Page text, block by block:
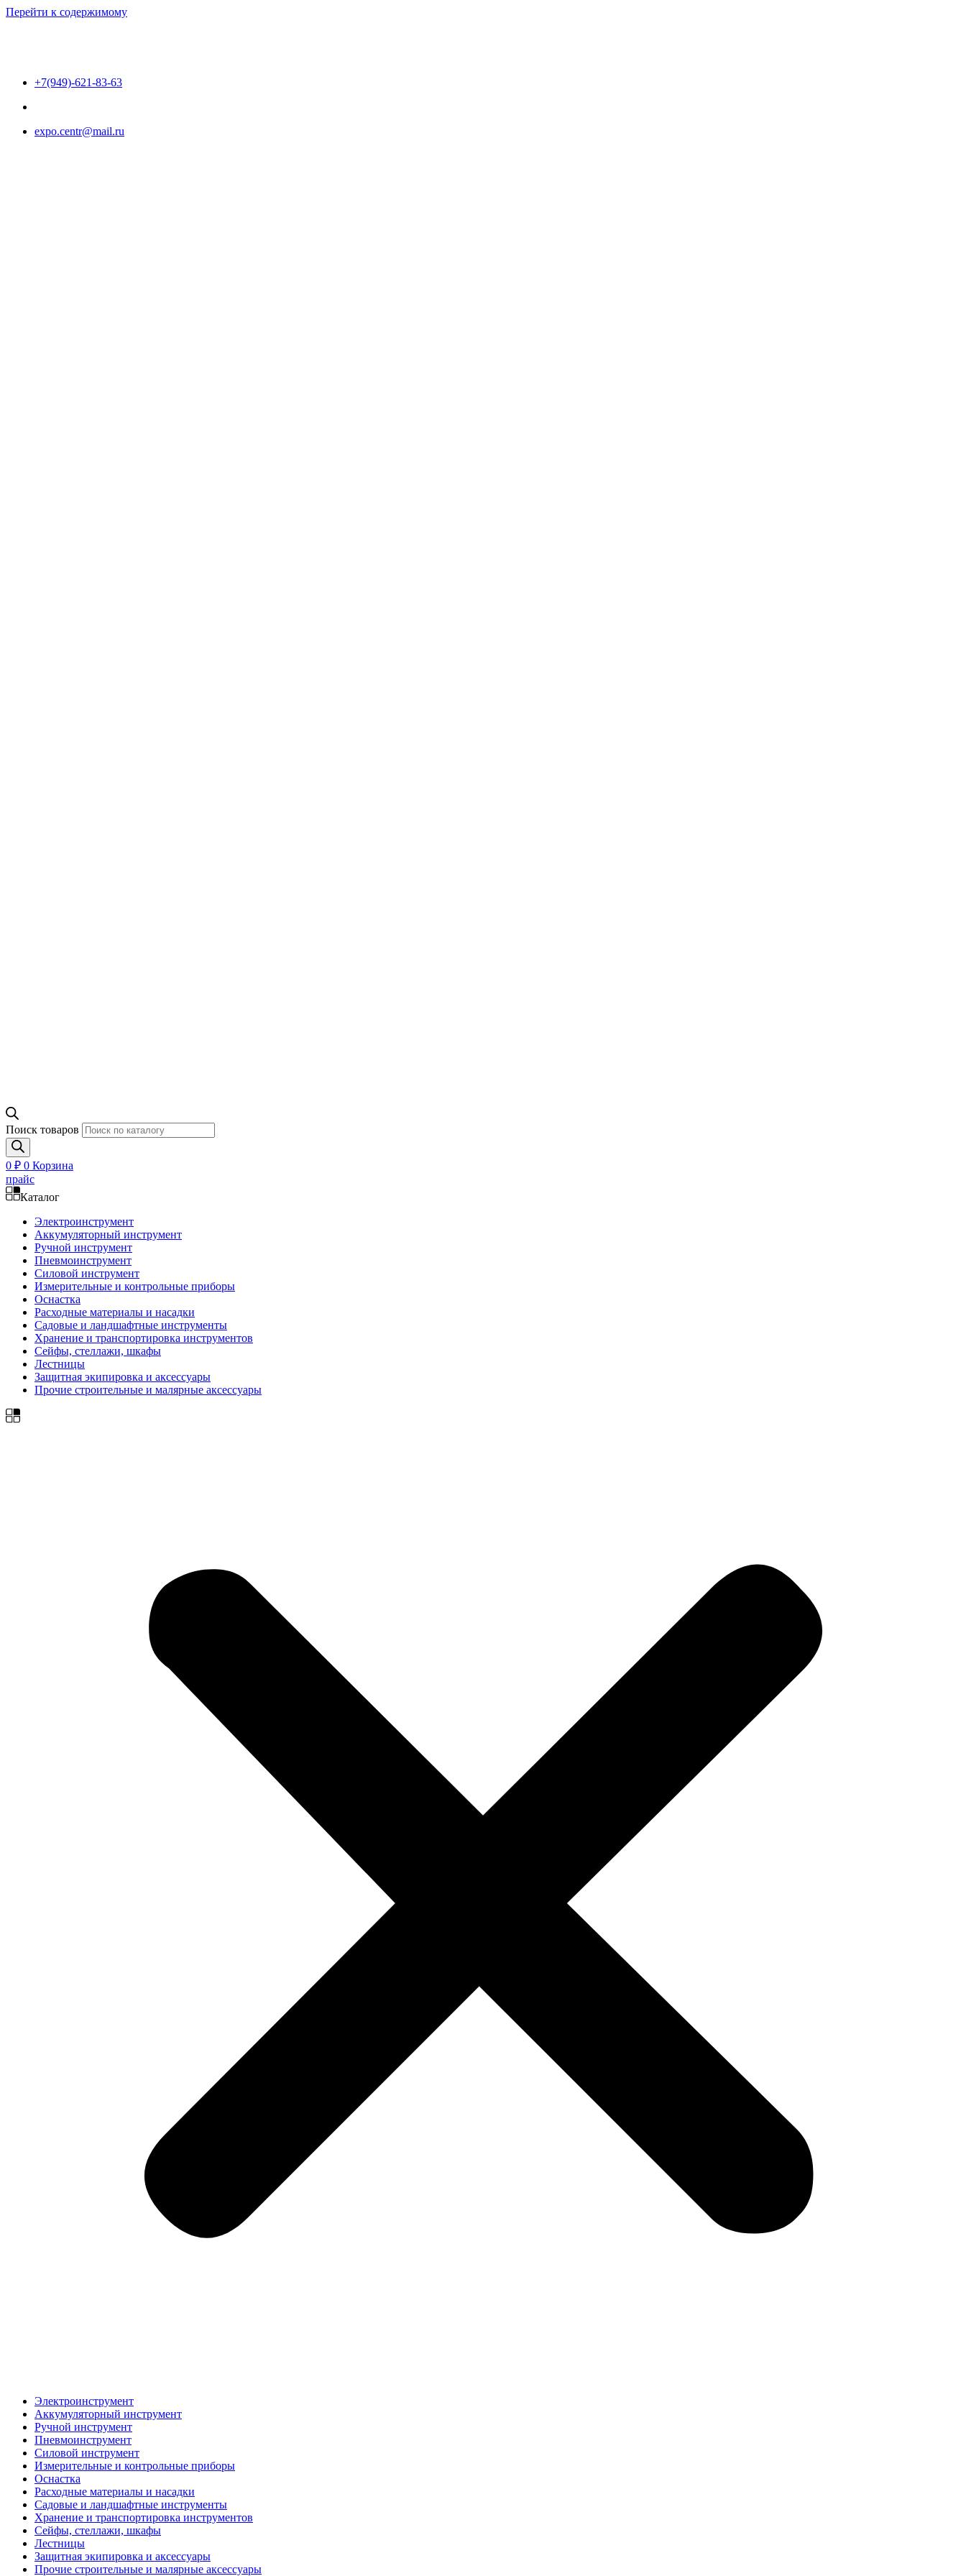
Перейти к содержимому
+7(949)-621-83-63
expo.centr@mail.ru
Поиск товаров
0 ₽ 0 Корзина
прайс
Каталог
Электроинструмент
Аккумуляторный инструмент
Ручной инструмент
Пневмоинструмент
Силовой инструмент
Измерительные и контрольные приборы
Оснастка
Расходные материалы и насадки
Садовые и ландшафтные инструменты
Хранение и транспортировка инструментов
Сейфы, стеллажи, шкафы
Лестницы
Защитная экипировка и аксессуары
Прочие строительные и малярные аксессуары
Электроинструмент
Аккумуляторный инструмент
Ручной инструмент
Пневмоинструмент
Силовой инструмент
Измерительные и контрольные приборы
Оснастка
Расходные материалы и насадки
Садовые и ландшафтные инструменты
Хранение и транспортировка инструментов
Сейфы, стеллажи, шкафы
Лестницы
Защитная экипировка и аксессуары
Прочие строительные и малярные аксессуары